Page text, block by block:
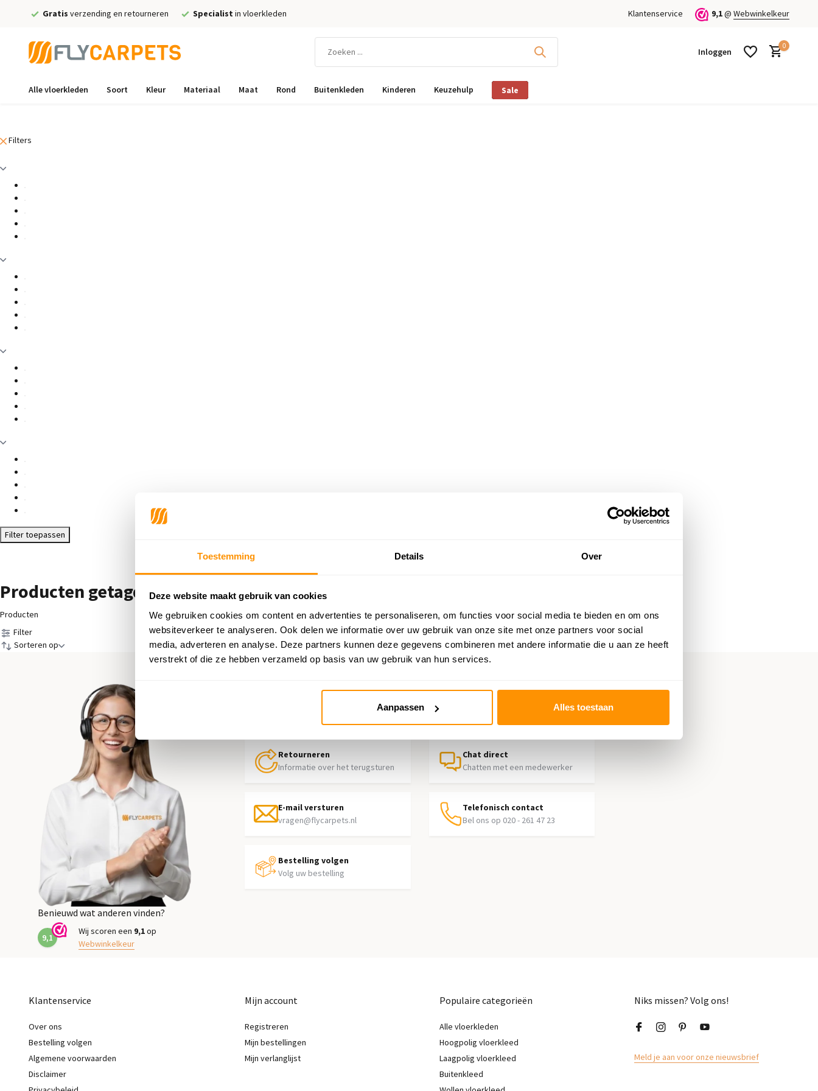
Toestemming Details Over
Deze website maakt gebruik van cookies
We gebruiken cookies om content en advertenties te personaliseren, om functies voor social media te bieden en om ons
websiteverkeer te analyseren. Ook delen we informatie over uw gebruik van onze site met onze partners voor social
media, adverteren en analyse. Deze partners kunnen deze gegevens combineren met andere informatie die u aan ze heeft
verstrekt of die ze hebben verzameld op basis van uw gebruik van hun services.
Aanpassen Alles toestaan
Gratis verzending en retourneren Specialist in vloerkleden Klantenservice 9,1@ Webwinkelkeur
Inloggen
0
Alle vloerkleden Soort Kleur Materiaal Maat Rond Buitenkleden Kinderen Keuzehulp Sale
Filters
Filter toepassen
Producten getagd met Antraciet / Grijs
Producten
Filter
Sorteren op
Hulp nodig?
Retourneren
Informatie over het terugsturen
Chat direct
Chatten met een medewerker
E-mail versturen
vragen@flycarpets.nl
Telefonisch contact
Bel ons op 020 - 261 47 23
Bestelling volgen
Volg uw bestelling
Benieuwd wat anderen vinden?
9,1
Wij scoren een 9,1op
Webwinkelkeur
Klantenservice
Over ons
Bestelling volgen
Algemene voorwaarden
Disclaimer
Mijn account
Registreren
Mijn bestellingen
Mijn verlanglijst
Populaire categorieën
Alle vloerkleden
Hoogpolig vloerkleed
Laagpolig vloerkleed
Buitenkleed
Niks missen? Volg ons!
Meld je aan voor onze nieuwsbrief